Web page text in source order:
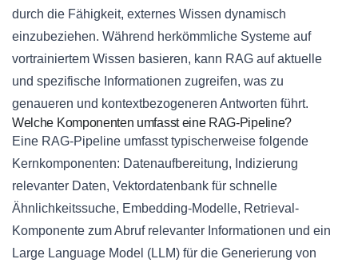
durch die Fähigkeit, externes Wissen dynamisch
einzubeziehen. Während herkömmliche Systeme auf
vortrainiertem Wissen basieren, kann RAG auf aktuelle
und spezifische Informationen zugreifen, was zu
genaueren und kontextbezogeneren Antworten führt.
Welche Komponenten umfasst eine RAG-Pipeline?
Eine RAG-Pipeline umfasst typischerweise folgende
Kernkomponenten: Datenaufbereitung, Indizierung
relevanter Daten, Vektordatenbank für schnelle
Ähnlichkeitssuche, Embedding-Modelle, Retrieval-
Komponente zum Abruf relevanter Informationen und ein
Large Language Model (LLM) für die Generierung von